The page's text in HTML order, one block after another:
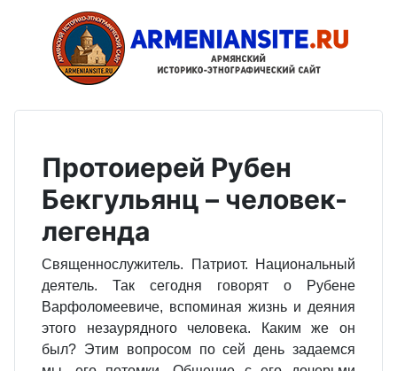
Протоиерей Рубен
Бекгульянц – человек-
легенда
Священнослужитель. Патриот. Национальный
деятель. Так сегодня говорят о Рубене
Варфоломеевиче, вспоминая жизнь и деяния
этого незаурядного человека. Каким же он
был? Этим вопросом по сей день задаемся